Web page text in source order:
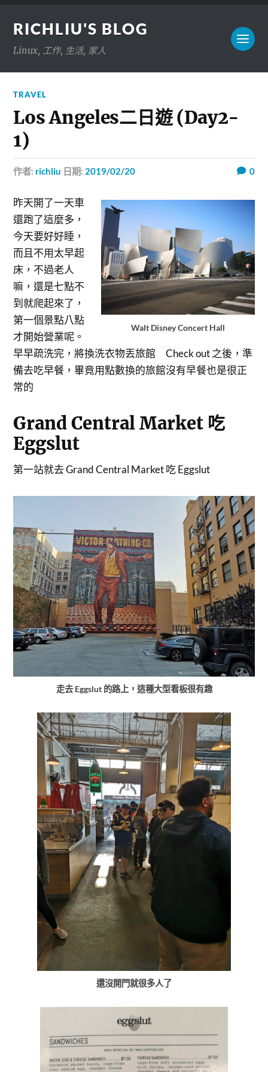
RICHLIU'S BLOG
Linux, 工作, 生活, 家人
TRAVEL
Los Angeles二日遊 (Day2-
1)
作者: richliu 日期: 2019/02/20 0
Walt Disney Concert Hall
昨天開了一天車
還跑了這麼多，
今天要好好睡，
而且不用太早起
床，不過老人
嘛，還是七點不
到就爬起來了，
第一個景點八點
才開始營業呢。
早早疏洗完，將換洗衣物丟旅館 Check out 之後，準
備去吃早餐，畢竟用點數換的旅館沒有早餐也是很正
常的
Grand Central Market 吃
Eggslut
第一站就去 Grand Central Market 吃 Eggslut
走去 Eggslut 的路上，這種大型看板很有趣
還沒開門就很多人了